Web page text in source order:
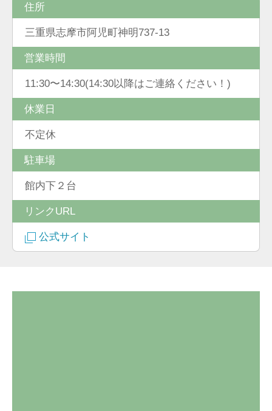
住所
三重県志摩市阿児町神明737-13
営業時間
11:30〜14:30(14:30以降はご連絡ください！)
休業日
不定休
駐車場
館内下２台
リンクURL
公式サイト